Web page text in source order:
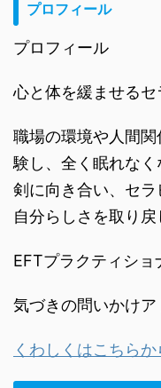
プロフィール
プロフィール
心と体を緩ませる
職場の環境や人間
験し、全く眠れな
剣に向き合い、セラ
自分らしさを取り戻
EFTプラクティショ
気づきの問いかけ
くわしくはこちらか